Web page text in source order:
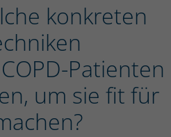
konkreten
Patienten
um sie fit für